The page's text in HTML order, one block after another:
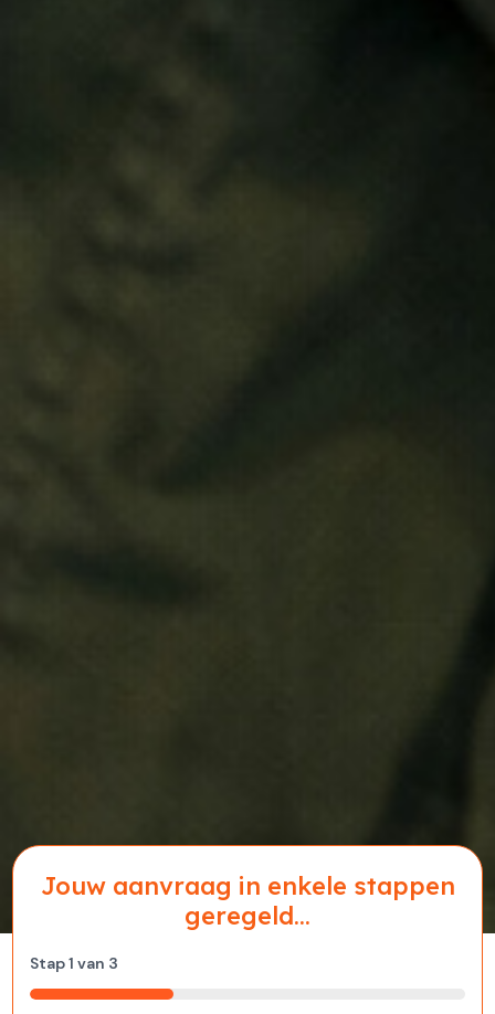
Jouw aanvraag in enkele stappen
geregeld...
Stap1 van 3
33%